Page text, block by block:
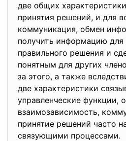
две общих
принятия решений, и для
коммуникация, обмен
получить информацию для
правильного решения и
понятным для других
за этого, а также
две характеристики
управленческие функции,
взаимозависимость,
принятие решений часто
связующими процессами.